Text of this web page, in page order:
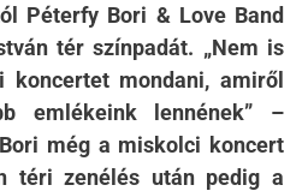
Péterfy Bori & Love Band
tér színpadát. „Nem is
koncertet mondani, amiről
emlékeink lennének” –
még a miskolci koncert
téri zenélés után pedig a